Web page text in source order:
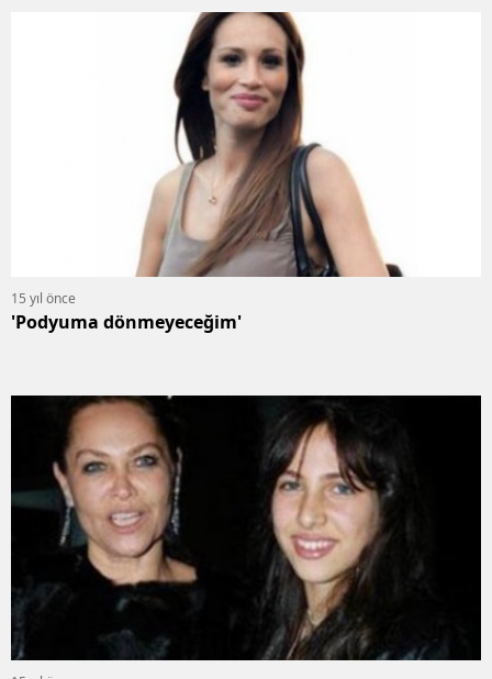
15 yıl önce
'Podyuma dönmeyeceğim'